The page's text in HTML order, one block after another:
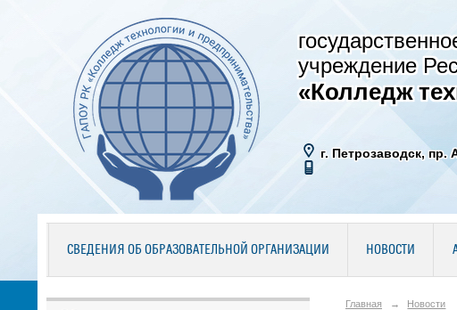
учреждение
«Колледж
г. Петрозаводск, пр.
СВЕДЕНИЯ ОБ ОБРАЗОВАТЕЛЬНОЙ ОРГАНИЗАЦИИ НОВОСТИ
Главная → Новости